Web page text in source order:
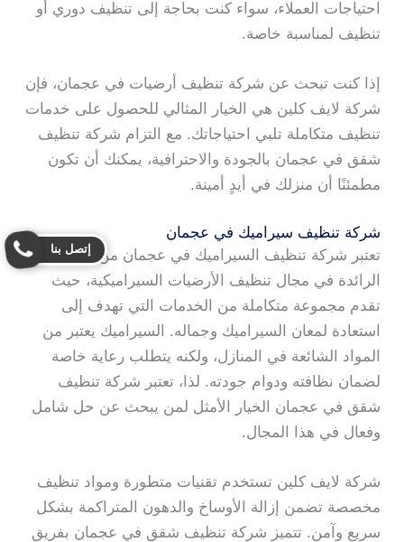
احتياجات العملاء، سواء كنت بحاجة إلى تنظيف دوري أو
تنظيف لمناسبة خاصة.
إذا كنت تبحث عن شركة تنظيف أرضيات في عجمان، فإن
شركة لايف كلين هي الخيار المثالي للحصول على خدمات
تنظيف متكاملة تلبي احتياجاتك. مع التزام شركة تنظيف
شقق في عجمان بالجودة والاحترافية، يمكنك أن تكون
مطمئنًا أن منزلك في أيدٍ أمينة.
شركة تنظيف سيراميك في عجمان
تعتبر شركة تنظيف السيراميك في عجمان من الشركات
الرائدة في مجال تنظيف الأرضيات السيراميكية، حيث
تقدم مجموعة متكاملة من الخدمات التي تهدف إلى
استعادة لمعان السيراميك وجماله. السيراميك يعتبر من
المواد الشائعة في المنازل، ولكنه يتطلب رعاية خاصة
لضمان نظافته ودوام جودته. لذا، تعتبر شركة تنظيف
شقق في عجمان الخيار الأمثل لمن يبحث عن حل شامل
وفعال في هذا المجال.
شركة لايف كلين تستخدم تقنيات متطورة ومواد تنظيف
مخصصة تضمن إزالة الأوساخ والدهون المتراكمة بشكل
سريع وآمن. تتميز شركة تنظيف شقق في عجمان بفريق
إتصل بنا